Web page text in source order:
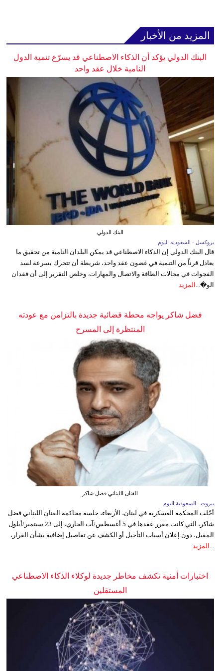
المزيد من الأخبار
البنك الدولي يؤكد أن الذكاء الاصطناعي قد يسرّع تنمية الدول
النامية خلال عقد واحد
البنك الدولي
بروكسل - السعوديه اليوم
قال البنك الدولي إن الذكاء الاصطناعي قد يمكن البلدان النامية من تحقيق ما
يعادل قرناً من التنمية في غضون عقد واحد، شريطة أن تتحرك بسرعة لسد
الفجوات في مجالات الطاقة والاتصال والمهارات. وخلص التقرير إلى أن فقدان
الو�... المزيد
فضل شاكر يواجه محطة قضائية جديدة بالتزامن مع عودته
المنتظرة إلى المسرح
الفنان اللبناني فضل شاكر
بيروت ـ السعودية اليوم
أجّلت المحكمة العسكرية في لبنان، الأربعاء، جلسة محاكمة الفنان اللبناني فضل
شاكر، التي كانت مقرر عقدها في 5 أغسطس/آب الجاري، إلى 23 سبتمبر/أيلول
المقبل، دون إعلان أسباب التأجيل أو الكشف عن تفاصيل إضافية بشأن القرار،
... المزيد
اختبارات أمنية تكشف مخاطر جديدة لوكلاء الذكاء الاصطناعي
المستقلين